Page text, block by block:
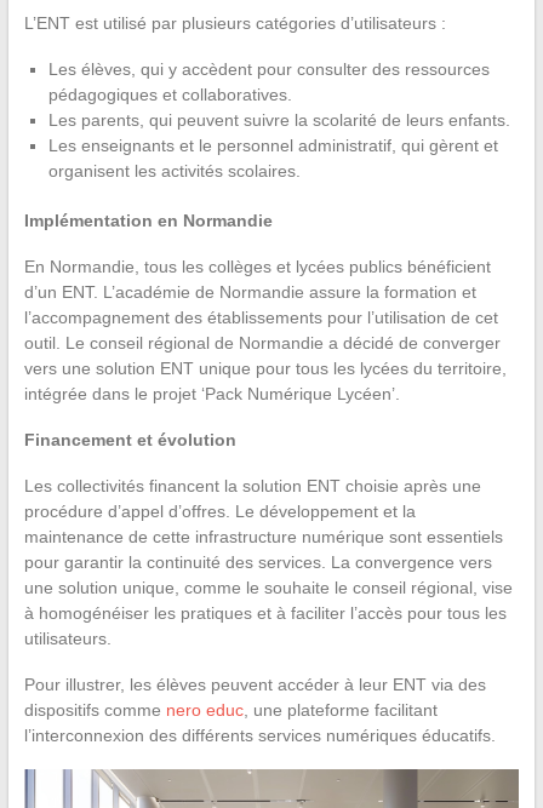
L’ENT est utilisé par plusieurs catégories d’utilisateurs :
Les élèves, qui y accèdent pour consulter des ressources
pédagogiques et collaboratives.
Les parents, qui peuvent suivre la scolarité de leurs enfants.
Les enseignants et le personnel administratif, qui gèrent et
organisent les activités scolaires.
Implémentation en Normandie
En Normandie, tous les collèges et lycées publics bénéficient
d’un ENT. L’académie de Normandie assure la formation et
l’accompagnement des établissements pour l’utilisation de cet
outil. Le conseil régional de Normandie a décidé de converger
vers une solution ENT unique pour tous les lycées du territoire,
intégrée dans le projet ‘Pack Numérique Lycéen’.
Financement et évolution
Les collectivités financent la solution ENT choisie après une
procédure d’appel d’offres. Le développement et la
maintenance de cette infrastructure numérique sont essentiels
pour garantir la continuité des services. La convergence vers
une solution unique, comme le souhaite le conseil régional, vise
à homogénéiser les pratiques et à faciliter l’accès pour tous les
utilisateurs.
Pour illustrer, les élèves peuvent accéder à leur ENT via des
dispositifs comme nero educ, une plateforme facilitant
l’interconnexion des différents services numériques éducatifs.